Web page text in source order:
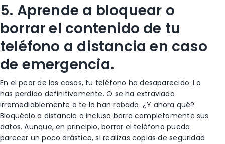
5. Aprende a bloquear o
borrar el contenido de tu
teléfono a distancia en caso
de emergencia.
En el peor de los casos, tu teléfono ha desaparecido. Lo
has perdido definitivamente. O se ha extraviado
irremediablemente o te lo han robado. ¿Y ahora qué?
Bloquéalo a distancia o incluso borra completamente sus
datos. Aunque, en principio, borrar el teléfono pueda
parecer un poco drástico, si realizas copias de seguridad